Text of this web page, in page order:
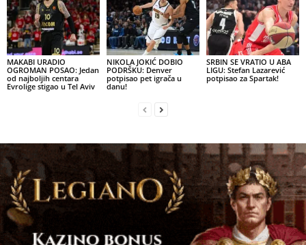
MAKABI URADIO
OGROMAN POSAO: Jedan
od najboljih centara
Evrolige stigao u Tel Aviv
NIKOLA JOKIĆ DOBIO
PODRŠKU: Denver
potpisao pet igrača u
danu!
SRBIN SE VRATIO U ABA
LIGU: Stefan Lazarević
potpisao za Spartak!